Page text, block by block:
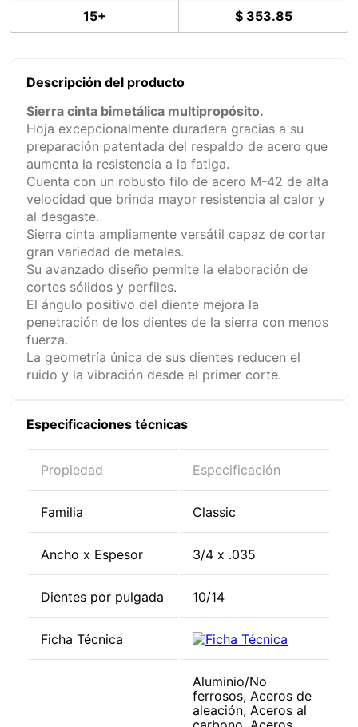
15+
$ 353.85
Descripción del producto
Sierra cinta bimetálica multipropósito.
Hoja excepcionalmente duradera gracias a su
preparación patentada del respaldo de acero que
aumenta la resistencia a la fatiga.
Cuenta con un robusto filo de acero M-42 de alta
velocidad que brinda mayor resistencia al calor y
al desgaste.
Sierra cinta ampliamente versátil capaz de cortar
gran variedad de metales.
Su avanzado diseño permite la elaboración de
cortes sólidos y perfiles.
El ángulo positivo del diente mejora la
penetración de los dientes de la sierra con menos
fuerza.
La geometría única de sus dientes reducen el
ruido y la vibración desde el primer corte.
Especificaciones técnicas
Propiedad Especificación
Familia Classic
Ancho x Espesor 3/4 x .035
Dientes por pulgada 10/14
Ficha Técnica
Aluminio/No
ferrosos, Aceros de
aleación, Aceros al